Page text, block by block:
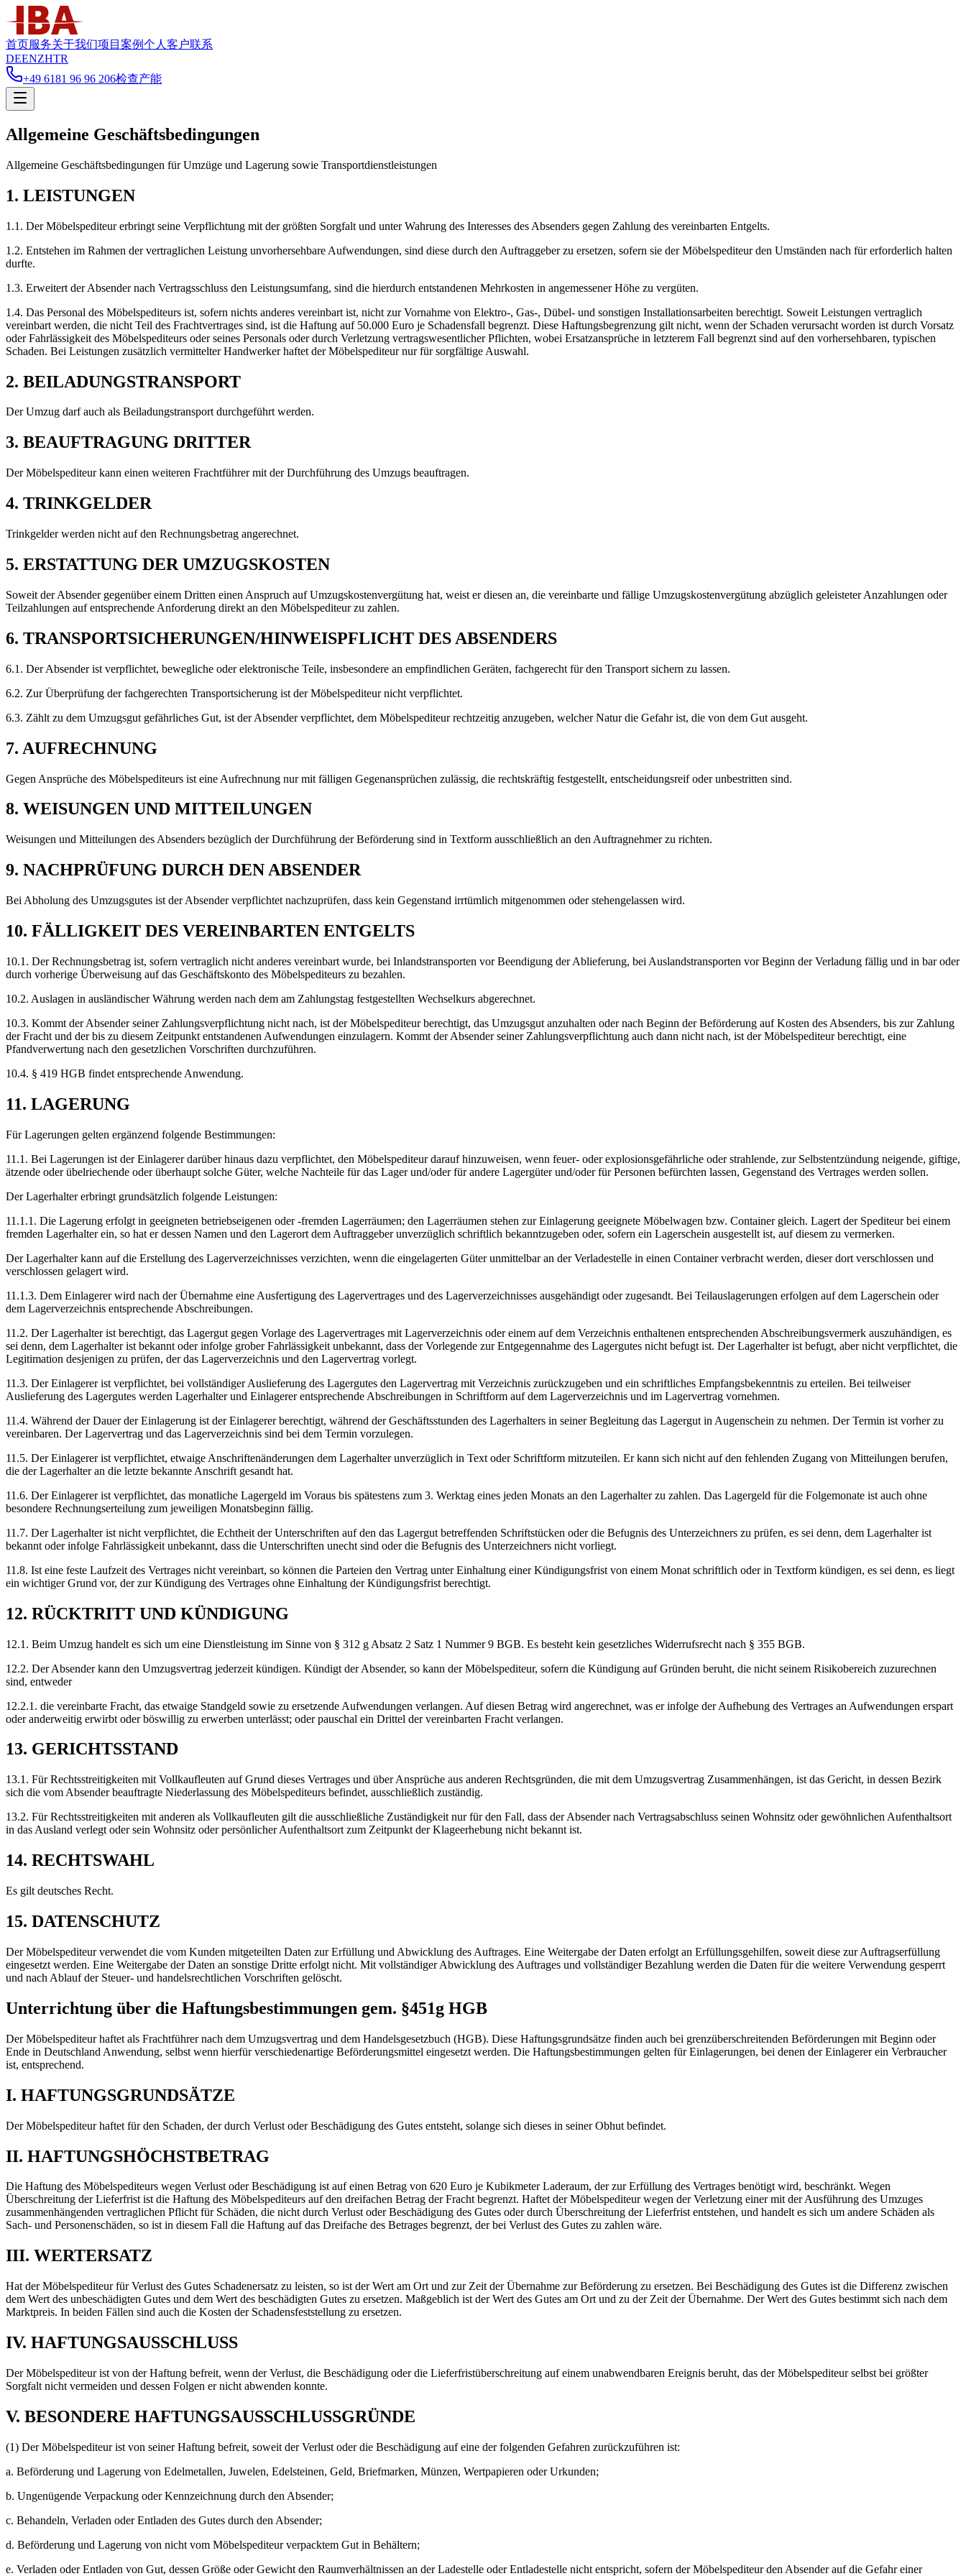
首页服务关于我们项目案例个人客户联系
DEENZHTR
+49 6181 96 96 206检查产能
Allgemeine Geschäftsbedingungen
Allgemeine Geschäftsbedingungen für Umzüge und Lagerung sowie Transportdienstleistungen
1. LEISTUNGEN
1.1. Der Möbelspediteur erbringt seine Verpflichtung mit der größten Sorgfalt und unter Wahrung des Interesses des Absenders gegen Zahlung des vereinbarten Entgelts.
1.2. Entstehen im Rahmen der vertraglichen Leistung unvorhersehbare Aufwendungen, sind diese durch den Auftraggeber zu ersetzen, sofern sie der Möbelspediteur den Umständen nach für erforderlich halten
durfte.
1.3. Erweitert der Absender nach Vertragsschluss den Leistungsumfang, sind die hierdurch entstandenen Mehrkosten in angemessener Höhe zu vergüten.
1.4. Das Personal des Möbelspediteurs ist, sofern nichts anderes vereinbart ist, nicht zur Vornahme von Elektro-, Gas-, Dübel- und sonstigen Installationsarbeiten berechtigt. Soweit Leistungen vertraglich
vereinbart werden, die nicht Teil des Frachtvertrages sind, ist die Haftung auf 50.000 Euro je Schadensfall begrenzt. Diese Haftungsbegrenzung gilt nicht, wenn der Schaden verursacht worden ist durch Vorsatz
oder Fahrlässigkeit des Möbelspediteurs oder seines Personals oder durch Verletzung vertragswesentlicher Pflichten, wobei Ersatzansprüche in letzterem Fall begrenzt sind auf den vorhersehbaren, typischen
Schaden. Bei Leistungen zusätzlich vermittelter Handwerker haftet der Möbelspediteur nur für sorgfältige Auswahl.
2. BEILADUNGSTRANSPORT
Der Umzug darf auch als Beiladungstransport durchgeführt werden.
3. BEAUFTRAGUNG DRITTER
Der Möbelspediteur kann einen weiteren Frachtführer mit der Durchführung des Umzugs beauftragen.
4. TRINKGELDER
Trinkgelder werden nicht auf den Rechnungsbetrag angerechnet.
5. ERSTATTUNG DER UMZUGSKOSTEN
Soweit der Absender gegenüber einem Dritten einen Anspruch auf Umzugskostenvergütung hat, weist er diesen an, die vereinbarte und fällige Umzugskostenvergütung abzüglich geleisteter Anzahlungen oder
Teilzahlungen auf entsprechende Anforderung direkt an den Möbelspediteur zu zahlen.
6. TRANSPORTSICHERUNGEN/HINWEISPFLICHT DES ABSENDERS
6.1. Der Absender ist verpflichtet, bewegliche oder elektronische Teile, insbesondere an empfindlichen Geräten, fachgerecht für den Transport sichern zu lassen.
6.2. Zur Überprüfung der fachgerechten Transportsicherung ist der Möbelspediteur nicht verpflichtet.
6.3. Zählt zu dem Umzugsgut gefährliches Gut, ist der Absender verpflichtet, dem Möbelspediteur rechtzeitig anzugeben, welcher Natur die Gefahr ist, die von dem Gut ausgeht.
7. AUFRECHNUNG
Gegen Ansprüche des Möbelspediteurs ist eine Aufrechnung nur mit fälligen Gegenansprüchen zulässig, die rechtskräftig festgestellt, entscheidungsreif oder unbestritten sind.
8. WEISUNGEN UND MITTEILUNGEN
Weisungen und Mitteilungen des Absenders bezüglich der Durchführung der Beförderung sind in Textform ausschließlich an den Auftragnehmer zu richten.
9. NACHPRÜFUNG DURCH DEN ABSENDER
Bei Abholung des Umzugsgutes ist der Absender verpflichtet nachzuprüfen, dass kein Gegenstand irrtümlich mitgenommen oder stehengelassen wird.
10. FÄLLIGKEIT DES VEREINBARTEN ENTGELTS
10.1. Der Rechnungsbetrag ist, sofern vertraglich nicht anderes vereinbart wurde, bei Inlandstransporten vor Beendigung der Ablieferung, bei Auslandstransporten vor Beginn der Verladung fällig und in bar oder
durch vorherige Überweisung auf das Geschäftskonto des Möbelspediteurs zu bezahlen.
10.2. Auslagen in ausländischer Währung werden nach dem am Zahlungstag festgestellten Wechselkurs abgerechnet.
10.3. Kommt der Absender seiner Zahlungsverpflichtung nicht nach, ist der Möbelspediteur berechtigt, das Umzugsgut anzuhalten oder nach Beginn der Beförderung auf Kosten des Absenders, bis zur Zahlung
der Fracht und der bis zu diesem Zeitpunkt entstandenen Aufwendungen einzulagern. Kommt der Absender seiner Zahlungsverpflichtung auch dann nicht nach, ist der Möbelspediteur berechtigt, eine
Pfandverwertung nach den gesetzlichen Vorschriften durchzuführen.
10.4. § 419 HGB findet entsprechende Anwendung.
11. LAGERUNG
Für Lagerungen gelten ergänzend folgende Bestimmungen:
11.1. Bei Lagerungen ist der Einlagerer darüber hinaus dazu verpflichtet, den Möbelspediteur darauf hinzuweisen, wenn feuer- oder explosionsgefährliche oder strahlende, zur Selbstentzündung neigende, giftige,
ätzende oder übelriechende oder überhaupt solche Güter, welche Nachteile für das Lager und/oder für andere Lagergüter und/oder für Personen befürchten lassen, Gegenstand des Vertrages werden sollen.
Der Lagerhalter erbringt grundsätzlich folgende Leistungen:
11.1.1. Die Lagerung erfolgt in geeigneten betriebseigenen oder -fremden Lagerräumen; den Lagerräumen stehen zur Einlagerung geeignete Möbelwagen bzw. Container gleich. Lagert der Spediteur bei einem
fremden Lagerhalter ein, so hat er dessen Namen und den Lagerort dem Auftraggeber unverzüglich schriftlich bekanntzugeben oder, sofern ein Lagerschein ausgestellt ist, auf diesem zu vermerken.
Der Lagerhalter kann auf die Erstellung des Lagerverzeichnisses verzichten, wenn die eingelagerten Güter unmittelbar an der Verladestelle in einen Container verbracht werden, dieser dort verschlossen und
verschlossen gelagert wird.
11.1.3. Dem Einlagerer wird nach der Übernahme eine Ausfertigung des Lagervertrages und des Lagerverzeichnisses ausgehändigt oder zugesandt. Bei Teilauslagerungen erfolgen auf dem Lagerschein oder
dem Lagerverzeichnis entsprechende Abschreibungen.
11.2. Der Lagerhalter ist berechtigt, das Lagergut gegen Vorlage des Lagervertrages mit Lagerverzeichnis oder einem auf dem Verzeichnis enthaltenen entsprechenden Abschreibungsvermerk auszuhändigen, es
sei denn, dem Lagerhalter ist bekannt oder infolge grober Fahrlässigkeit unbekannt, dass der Vorlegende zur Entgegennahme des Lagergutes nicht befugt ist. Der Lagerhalter ist befugt, aber nicht verpflichtet, die
Legitimation desjenigen zu prüfen, der das Lagerverzeichnis und den Lagervertrag vorlegt.
11.3. Der Einlagerer ist verpflichtet, bei vollständiger Auslieferung des Lagergutes den Lagervertrag mit Verzeichnis zurückzugeben und ein schriftliches Empfangsbekenntnis zu erteilen. Bei teilweiser
Auslieferung des Lagergutes werden Lagerhalter und Einlagerer entsprechende Abschreibungen in Schriftform auf dem Lagerverzeichnis und im Lagervertrag vornehmen.
11.4. Während der Dauer der Einlagerung ist der Einlagerer berechtigt, während der Geschäftsstunden des Lagerhalters in seiner Begleitung das Lagergut in Augenschein zu nehmen. Der Termin ist vorher zu
vereinbaren. Der Lagervertrag und das Lagerverzeichnis sind bei dem Termin vorzulegen.
11.5. Der Einlagerer ist verpflichtet, etwaige Anschriftenänderungen dem Lagerhalter unverzüglich in Text oder Schriftform mitzuteilen. Er kann sich nicht auf den fehlenden Zugang von Mitteilungen berufen,
die der Lagerhalter an die letzte bekannte Anschrift gesandt hat.
11.6. Der Einlagerer ist verpflichtet, das monatliche Lagergeld im Voraus bis spätestens zum 3. Werktag eines jeden Monats an den Lagerhalter zu zahlen. Das Lagergeld für die Folgemonate ist auch ohne
besondere Rechnungserteilung zum jeweiligen Monatsbeginn fällig.
11.7. Der Lagerhalter ist nicht verpflichtet, die Echtheit der Unterschriften auf den das Lagergut betreffenden Schriftstücken oder die Befugnis des Unterzeichners zu prüfen, es sei denn, dem Lagerhalter ist
bekannt oder infolge Fahrlässigkeit unbekannt, dass die Unterschriften unecht sind oder die Befugnis des Unterzeichners nicht vorliegt.
11.8. Ist eine feste Laufzeit des Vertrages nicht vereinbart, so können die Parteien den Vertrag unter Einhaltung einer Kündigungsfrist von einem Monat schriftlich oder in Textform kündigen, es sei denn, es liegt
ein wichtiger Grund vor, der zur Kündigung des Vertrages ohne Einhaltung der Kündigungsfrist berechtigt.
12. RÜCKTRITT UND KÜNDIGUNG
12.1. Beim Umzug handelt es sich um eine Dienstleistung im Sinne von § 312 g Absatz 2 Satz 1 Nummer 9 BGB. Es besteht kein gesetzliches Widerrufsrecht nach § 355 BGB.
12.2. Der Absender kann den Umzugsvertrag jederzeit kündigen. Kündigt der Absender, so kann der Möbelspediteur, sofern die Kündigung auf Gründen beruht, die nicht seinem Risikobereich zuzurechnen
sind, entweder
12.2.1. die vereinbarte Fracht, das etwaige Standgeld sowie zu ersetzende Aufwendungen verlangen. Auf diesen Betrag wird angerechnet, was er infolge der Aufhebung des Vertrages an Aufwendungen erspart
oder anderweitig erwirbt oder böswillig zu erwerben unterlässt; oder pauschal ein Drittel der vereinbarten Fracht verlangen.
13. GERICHTSSTAND
13.1. Für Rechtsstreitigkeiten mit Vollkaufleuten auf Grund dieses Vertrages und über Ansprüche aus anderen Rechtsgründen, die mit dem Umzugsvertrag Zusammenhängen, ist das Gericht, in dessen Bezirk
sich die vom Absender beauftragte Niederlassung des Möbelspediteurs befindet, ausschließlich zuständig.
13.2. Für Rechtsstreitigkeiten mit anderen als Vollkaufleuten gilt die ausschließliche Zuständigkeit nur für den Fall, dass der Absender nach Vertragsabschluss seinen Wohnsitz oder gewöhnlichen Aufenthaltsort
in das Ausland verlegt oder sein Wohnsitz oder persönlicher Aufenthaltsort zum Zeitpunkt der Klageerhebung nicht bekannt ist.
14. RECHTSWAHL
Es gilt deutsches Recht.
15. DATENSCHUTZ
Der Möbelspediteur verwendet die vom Kunden mitgeteilten Daten zur Erfüllung und Abwicklung des Auftrages. Eine Weitergabe der Daten erfolgt an Erfüllungsgehilfen, soweit diese zur Auftragserfüllung
eingesetzt werden. Eine Weitergabe der Daten an sonstige Dritte erfolgt nicht. Mit vollständiger Abwicklung des Auftrages und vollständiger Bezahlung werden die Daten für die weitere Verwendung gesperrt
und nach Ablauf der Steuer- und handelsrechtlichen Vorschriften gelöscht.
Unterrichtung über die Haftungsbestimmungen gem. §451g HGB
Der Möbelspediteur haftet als Frachtführer nach dem Umzugsvertrag und dem Handelsgesetzbuch (HGB). Diese Haftungsgrundsätze finden auch bei grenzüberschreitenden Beförderungen mit Beginn oder
Ende in Deutschland Anwendung, selbst wenn hierfür verschiedenartige Beförderungsmittel eingesetzt werden. Die Haftungsbestimmungen gelten für Einlagerungen, bei denen der Einlagerer ein Verbraucher
ist, entsprechend.
I. HAFTUNGSGRUNDSÄTZE
Der Möbelspediteur haftet für den Schaden, der durch Verlust oder Beschädigung des Gutes entsteht, solange sich dieses in seiner Obhut befindet.
II. HAFTUNGSHÖCHSTBETRAG
Die Haftung des Möbelspediteurs wegen Verlust oder Beschädigung ist auf einen Betrag von 620 Euro je Kubikmeter Laderaum, der zur Erfüllung des Vertrages benötigt wird, beschränkt. Wegen
Überschreitung der Lieferfrist ist die Haftung des Möbelspediteurs auf den dreifachen Betrag der Fracht begrenzt. Haftet der Möbelspediteur wegen der Verletzung einer mit der Ausführung des Umzuges
zusammenhängenden vertraglichen Pflicht für Schäden, die nicht durch Verlust oder Beschädigung des Gutes oder durch Überschreitung der Lieferfrist entstehen, und handelt es sich um andere Schäden als
Sach- und Personenschäden, so ist in diesem Fall die Haftung auf das Dreifache des Betrages begrenzt, der bei Verlust des Gutes zu zahlen wäre.
III. WERTERSATZ
Hat der Möbelspediteur für Verlust des Gutes Schadenersatz zu leisten, so ist der Wert am Ort und zur Zeit der Übernahme zur Beförderung zu ersetzen. Bei Beschädigung des Gutes ist die Differenz zwischen
dem Wert des unbeschädigten Gutes und dem Wert des beschädigten Gutes zu ersetzen. Maßgeblich ist der Wert des Gutes am Ort und zu der Zeit der Übernahme. Der Wert des Gutes bestimmt sich nach dem
Marktpreis. In beiden Fällen sind auch die Kosten der Schadensfeststellung zu ersetzen.
IV. HAFTUNGSAUSSCHLUSS
Der Möbelspediteur ist von der Haftung befreit, wenn der Verlust, die Beschädigung oder die Lieferfristüberschreitung auf einem unabwendbaren Ereignis beruht, das der Möbelspediteur selbst bei größter
Sorgfalt nicht vermeiden und dessen Folgen er nicht abwenden konnte.
V. BESONDERE HAFTUNGSAUSSCHLUSSGRÜNDE
(1) Der Möbelspediteur ist von seiner Haftung befreit, soweit der Verlust oder die Beschädigung auf eine der folgenden Gefahren zurückzuführen ist:
a. Beförderung und Lagerung von Edelmetallen, Juwelen, Edelsteinen, Geld, Briefmarken, Münzen, Wertpapieren oder Urkunden;
b. Ungenügende Verpackung oder Kennzeichnung durch den Absender;
c. Behandeln, Verladen oder Entladen des Gutes durch den Absender;
d. Beförderung und Lagerung von nicht vom Möbelspediteur verpacktem Gut in Behältern;
e. Verladen oder Entladen von Gut, dessen Größe oder Gewicht den Raumverhältnissen an der Ladestelle oder Entladestelle nicht entspricht, sofern der Möbelspediteur den Absender auf die Gefahr einer